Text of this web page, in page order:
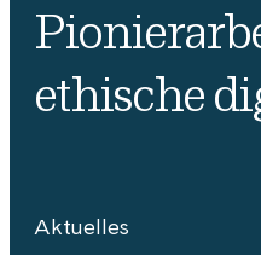
ethische
Aktuelles